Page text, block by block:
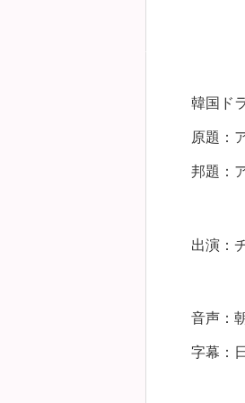
韓国ド
原題：
邦題：
出演：
音声：
字幕：